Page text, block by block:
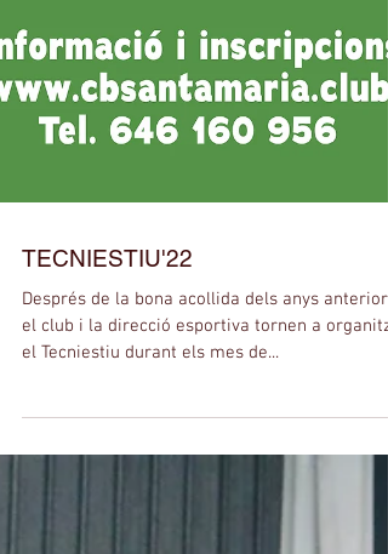
TECNIESTIU'22
Després de la bona acollida dels anys anteriors
el club i la direcció esportiva tornen a